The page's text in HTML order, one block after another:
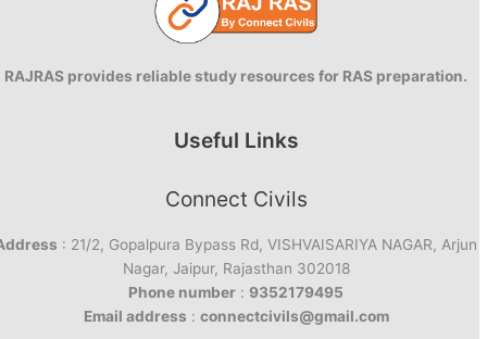
RAJRAS provides reliable study resources for RAS preparation.
Useful Links
Connect Civils
: 21/2, Gopalpura Bypass Rd, VISHVAISARIYA NAGAR, Arjun
Nagar, Jaipur, Rajasthan 302018
Phone number : 9352179495
Email address : connectcivils@gmail.com